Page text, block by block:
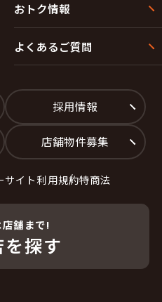
おトク情報
よくあるご質問
採用情報
店舗物件募集
サイト利用規約特商法
店舗まで!
を探す